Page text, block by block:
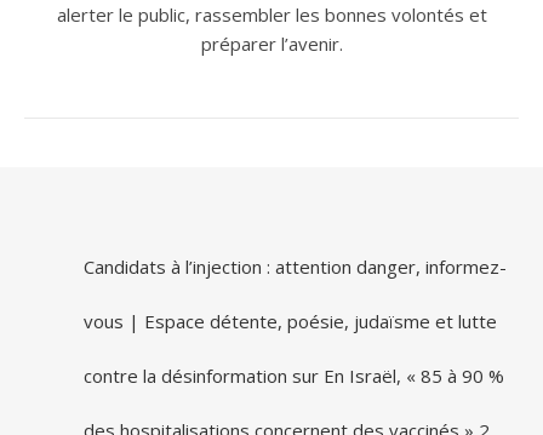
alerter le public, rassembler les bonnes volontés et
préparer l’avenir.
Candidats à l’injection : attention danger, informez-
vous | Espace détente, poésie, judaïsme et lutte
contre la désinformation sur En Israël, « 85 à 90 %